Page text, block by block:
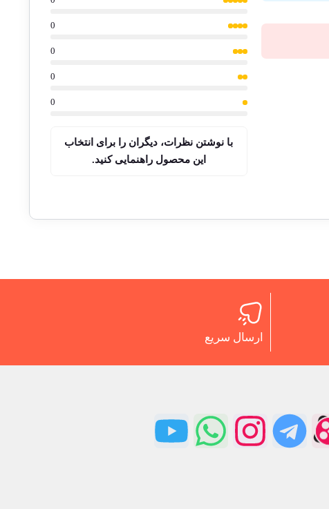
0
0
0
0
با نوشتن نظرات، دیگران را برای انتخاب
این محصول راهنمایی کنید.
ارسال سریع